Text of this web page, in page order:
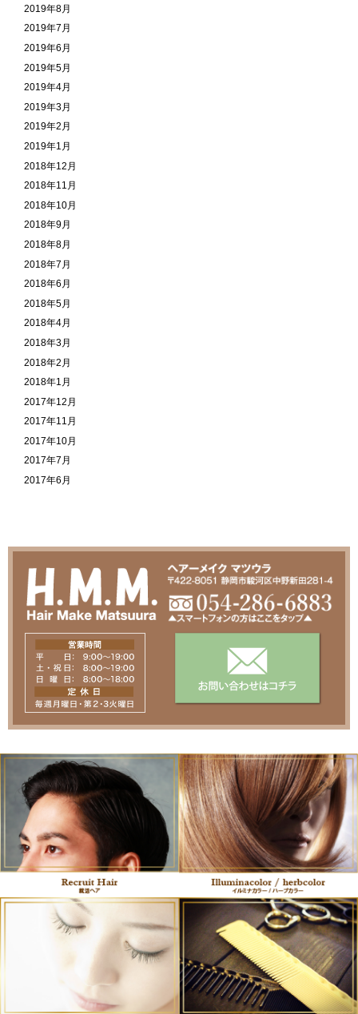
2019年8月
2019年7月
2019年6月
2019年5月
2019年4月
2019年3月
2019年2月
2019年1月
2018年12月
2018年11月
2018年10月
2018年9月
2018年8月
2018年7月
2018年6月
2018年5月
2018年4月
2018年3月
2018年2月
2018年1月
2017年12月
2017年11月
2017年10月
2017年7月
2017年6月